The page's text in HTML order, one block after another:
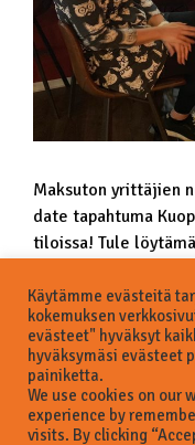
Maksuton yrittäjien
date tapahtuma
tiloissa! Tule
Lue lisää
Konsultointi
2 kommenttia
Käytämme evästeitä
kokemuksen
evästeet" hyväksyt
hyväksymäsi evästeet
painiketta.
We use cookies on our
experience by
visits. By clicking